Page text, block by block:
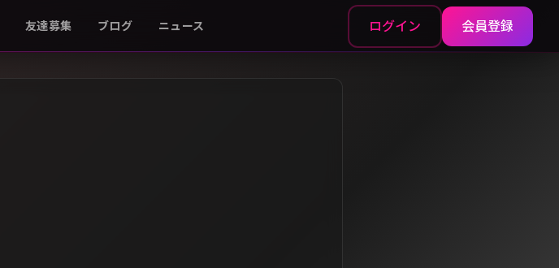
友達募集 ブログ ニュース ログイン 会員登録